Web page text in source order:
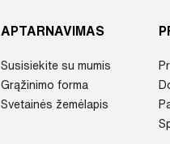
APTARNAVIMAS
Susisiekite su mumis
Grąžinimo forma
Svetainės žemėlapis